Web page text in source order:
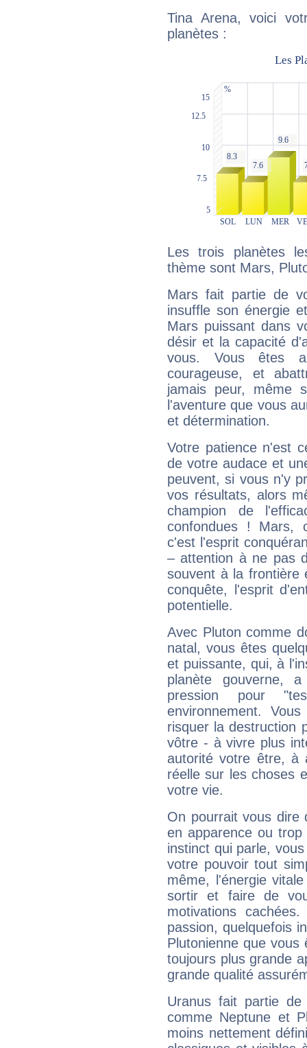
Tina Arena, voici
planètes :
Les trois planètes
thème sont Mars,
Mars fait partie de
insuffle son énergie
Mars puissant dans
désir et la capacité
vous. Vous êtes
courageuse, et
jamais peur, même
l'aventure que vous
et détermination.
Votre patience n'est
de votre audace et
peuvent, si vous n'y
vos résultats, alors
champion de
confondues ! Mars,
c'est l'esprit
– attention à ne pas
souvent à la frontière
conquête, l'esprit
potentielle.
Avec Pluton comme
natal, vous êtes
et puissante, qui, à
planète gouverne,
pression pour
environnement.
risquer la destruction
vôtre - à vivre plus
autorité votre être, à
réelle sur les choses
votre vie.
On pourrait vous dire
en apparence ou
instinct qui parle,
votre pouvoir tout
même, l'énergie
sortir et faire de
motivations
passion, quelquefois
Plutonienne que
toujours plus grande
grande qualité
Uranus fait partie
comme Neptune et
moins nettement